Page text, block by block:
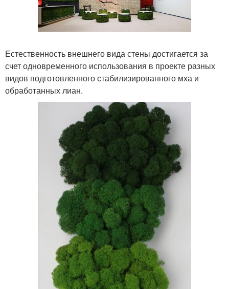
Естественность внешнего вида стены достигается за
счет одновременного использования в проекте разных
видов подготовленного стабилизированного мха и
обработанных лиан.